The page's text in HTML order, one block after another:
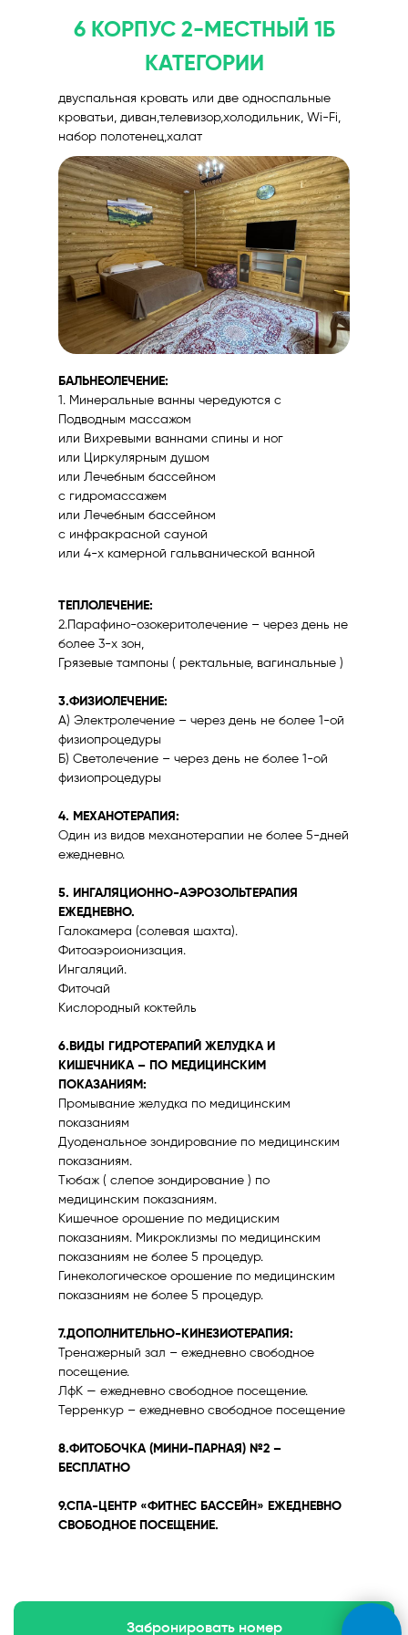
6 КОРПУС 2-МЕСТНЫЙ 1Б
КАТЕГОРИИ
двуспальная кровать или две односпальные
кроватьи, диван,телевизор,холодильник, Wi-Fi,
набор полотенец,халат
БАЛЬНЕОЛЕЧЕНИЕ:
1. Минеральные ванны чередуются с
Подводным массажом
или Вихревыми ваннами спины и ног
или Циркулярным душом
или Лечебным бассейном
с гидромассажем
или Лечебным бассейном
с инфракрасной сауной
или 4-х камерной гальванической ванной
ТЕПЛОЛЕЧЕНИЕ:
2.Парафино-озокеритолечение – через день не
более 3-х зон,
Грязевые тампоны ( ректальные, вагинальные )
3.ФИЗИОЛЕЧЕНИЕ:
А) Электролечение – через день не более 1-ой
физиопроцедуры
Б) Светолечение – через день не более 1-ой
физиопроцедуры
4. МЕХАНОТЕРАПИЯ:
Один из видов механотерапии не более 5-дней
ежедневно.
5. ИНГАЛЯЦИОННО-АЭРОЗОЛЬТЕРАПИЯ
ЕЖЕДНЕВНО.
Галокамера (солевая шахта).
Фитоаэроионизация.
Ингаляций.
Фиточай
Кислородный коктейль
6.ВИДЫ ГИДРОТЕРАПИЙ ЖЕЛУДКА И
КИШЕЧНИКА – ПО МЕДИЦИНСКИМ
ПОКАЗАНИЯМ:
Промывание желудка по медицинским
показаниям
Дуоденальное зондирование по медицинским
показаниям.
Тюбаж ( слепое зондирование ) по
медицинским показаниям.
Кишечное орошение по медициским
показаниям. Микроклизмы по медицинским
показаниям не более 5 процедур.
Гинекологическое орошение по медицинским
показаниям не более 5 процедур.
7.ДОПОЛНИТЕЛЬНО-КИНЕЗИОТЕРАПИЯ:
Тренажерный зал – ежедневно свободное
посещение.
ЛфК — ежедневно свободное посещение.
Терренкур – ежедневно свободное посещение
8.ФИТОБОЧКА (МИНИ-ПАРНАЯ) №2 –
БЕСПЛАТНО
9.СПА-ЦЕНТР «ФИТНЕС БАССЕЙН» ЕЖЕДНЕВНО
СВОБОДНОЕ ПОСЕЩЕНИЕ.
ЗАБРОНИРОВАТЬ НОМЕР
Забронировать номер